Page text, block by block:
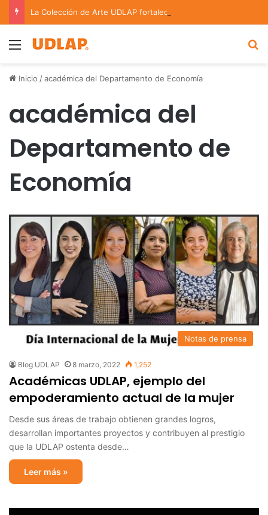
Menu
Inicio /académica del Departamento de Economía
académica del
Departamento de
Economía
Notas de prensa
Blog UDLAP 8 marzo, 2022 1,252
Académicas UDLAP, ejemplo del
empoderamiento actual de la mujer
Desde sus áreas de trabajo obtienen grandes logros,
desarrollan importantes proyectos y contribuyen al prestigio
que la UDLAP ostenta desde…
Leer más »